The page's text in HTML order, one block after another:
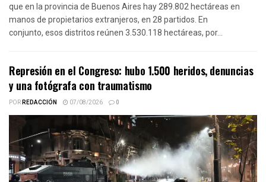
que en la provincia de Buenos Aires hay 289.802 hectáreas en
manos de propietarios extranjeros, en 28 partidos. En
conjunto, esos distritos reúnen 3.530.118 hectáreas, por...
Represión en el Congreso: hubo 1.500 heridos, denuncias
y una fotógrafa con traumatismo
PORREDACCIÓN 07/08/2026 0